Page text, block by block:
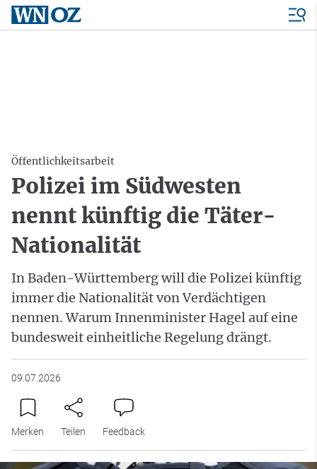
Öffentlichkeitsarbeit
Polizei im Südwesten
nennt künftig die Täter-
Nationalität
In Baden-Württemberg will die Polizei künftig
immer die Nationalität von Verdächtigen
nennen. Warum Innenminister Hagel auf eine
bundesweit einheitliche Regelung drängt.
09.07.2026
Merken Teilen Feedback